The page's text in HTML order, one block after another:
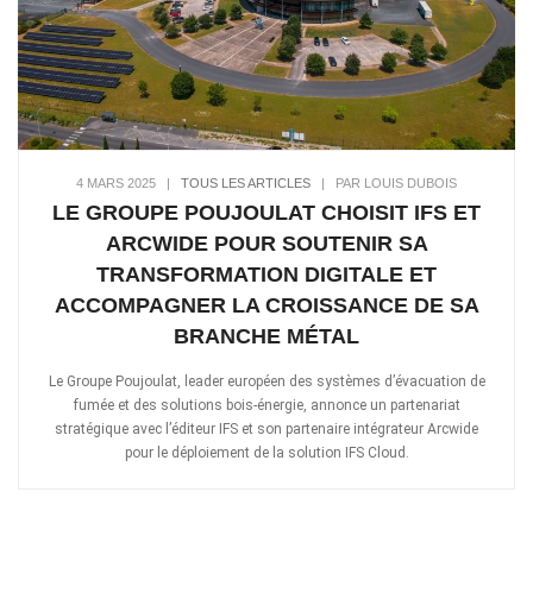
4 MARS 2025 | TOUS LES ARTICLES | PAR LOUIS DUBOIS
LE GROUPE POUJOULAT CHOISIT IFS ET
ARCWIDE POUR SOUTENIR SA
TRANSFORMATION DIGITALE ET
ACCOMPAGNER LA CROISSANCE DE SA
BRANCHE MÉTAL
Le Groupe Poujoulat, leader européen des systèmes d’évacuation de
fumée et des solutions bois-énergie, annonce un partenariat
stratégique avec l’éditeur IFS et son partenaire intégrateur Arcwide
pour le déploiement de la solution IFS Cloud.